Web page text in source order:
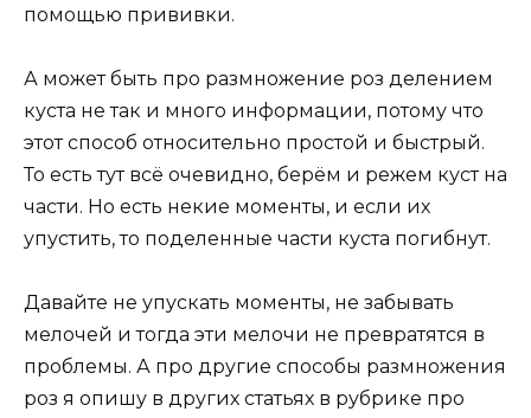
помощью прививки.
А может быть про размножение роз делением
куста не так и много информации, потому что
этот способ относительно простой и быстрый.
То есть тут всё очевидно, берём и режем куст на
части. Но есть некие моменты, и если их
упустить, то поделенные части куста погибнут.
Давайте не упускать моменты, не забывать
мелочей и тогда эти мелочи не превратятся в
проблемы. А про другие способы размножения
роз я опишу в других статьях в рубрике про